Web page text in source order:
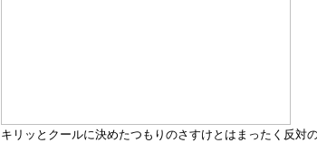
キリッとクールに決めたつもりのさすけとはまったく反対の